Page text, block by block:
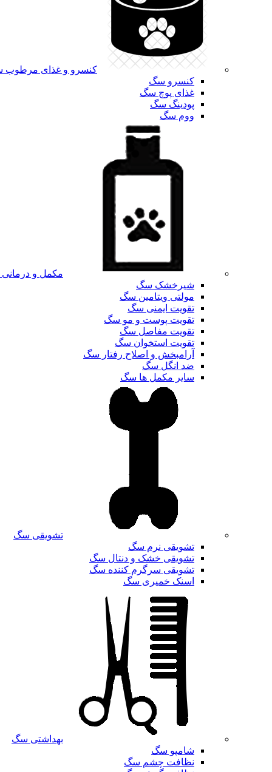
کنسرو و غذای
کنسرو سگ
غذای پوچ سگ
پودینگ سگ
ووم سگ
مکمل و
شیرخشک سگ
مولتی ویتامین سگ
تقویت ایمنی سگ
تقویت پوست و مو سگ
تقویت مفاصل سگ
تقویت استخوان سگ
آرامبخش و اصلاح رفتار سگ
ضد انگل سگ
سایر مکمل ها سگ
تشویقی سگ
تشویقی نرم سگ
تشویقی خشک و دنتال سگ
تشویقی سرگرم کننده سگ
اسنک خمیری سگ
بهداشتی سگ
شامپو سگ
نظافت چشم سگ